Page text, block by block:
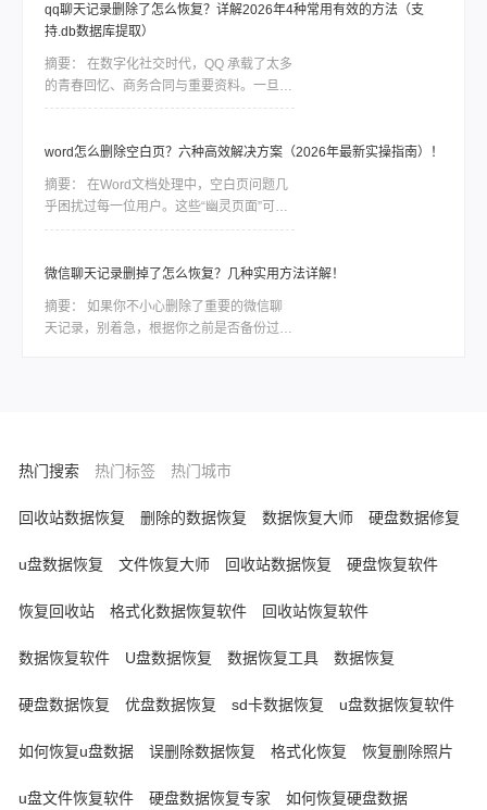
付费的顺序，把我试过靠谱的几个方法都告
诉你，重点解决怎样恢复坏的硬盘数据这个
问题。
qq聊天记录删除了怎么恢复？详解2026年4种常用有效的方法（支
持.db数据库提取）
摘要：
的青春回忆、商务合同与重要资料。一旦误
删聊天记录，由于 QQ 数据的加密特性，恢
等同于永久抹除。在数据底层，删除指令通
数据尚未覆盖该区域，通过合理的方法依然
有很大几率找回。
word怎么删除空白页？六种高效解决方案（2026年最新实操指南）！
摘要：
乎困扰过每一位用户。这些“幽灵页面”可能
由分页符残留、段落格式异常、表格溢出或
白页呢？本文结合最新Office版本特性，整
冗余页面。
微信聊天记录删掉了怎么恢复？几种实用方法详解！
摘要：
天记录，别着急，根据你之前是否备份过、
热门搜索 热门标签 热门城市
回收站数据恢复 删除的数据恢复 数据恢复大师 硬盘数据修复
u盘数据恢复 文件恢复大师 回收站数据恢复 硬盘恢复软件
恢复回收站 格式化数据恢复软件 回收站恢复软件
数据恢复软件 U盘数据恢复 数据恢复工具 数据恢复
硬盘数据恢复 优盘数据恢复 sd卡数据恢复 u盘数据恢复软件
如何恢复u盘数据 误删除数据恢复 格式化恢复 恢复删除照片
u盘文件恢复软件 硬盘数据恢复专家 如何恢复硬盘数据